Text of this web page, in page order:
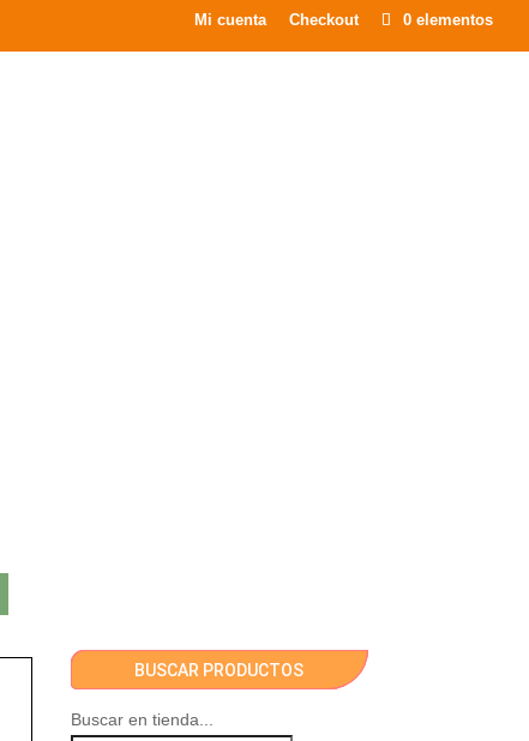
Mi cuenta Checkout 0 elementos
BUSCAR PRODUCTOS
Buscar en tienda...